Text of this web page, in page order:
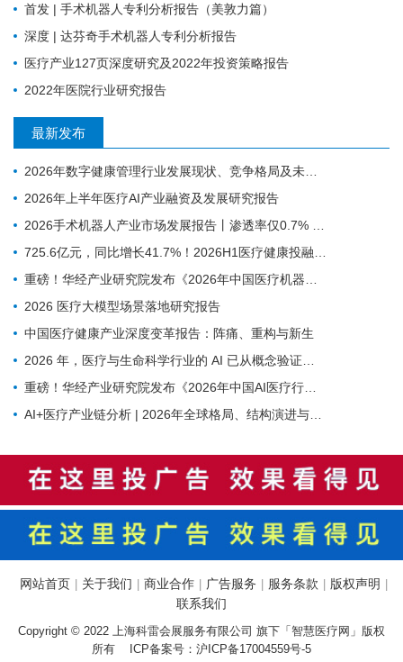
首发 | 手术机器人专利分析报告（美敦力篇）
深度 | 达芬奇手术机器人专利分析报告
医疗产业127页深度研究及2022年投资策略报告
2022年医院行业研究报告
最新发布
2026年数字健康管理行业发展现状、竞争格局及未来趋势分析
2026年上半年医疗AI产业融资及发展研究报告
2026手术机器人产业市场发展报告丨渗透率仅0.7% ，为什么行业还是在讲未来可期？
725.6亿元，同比增长41.7%！2026H1医疗健康投融资趋势深度分析
重磅！华经产业研究院发布《2026年中国医疗机器人行业市场深度研究报告》
2026 医疗大模型场景落地研究报告
中国医疗健康产业深度变革报告：阵痛、重构与新生
2026 年，医疗与生命科学行业的 AI 已从概念验证进入规模化应用阶段——NVIDIA发布的2026 AI in Healthcare and Life Sciences报告
重磅！华经产业研究院发布《2026年中国AI医疗行业市场深度研究报告》
AI+医疗产业链分析 | 2026年全球格局、结构演进与未来趋势
网站首页 关于我们 商业合作 广告服务 服务条款 版权声明
联系我们
Copyright © 2022 上海科雷会展服务有限公司 旗下「智慧医疗网」版权
所有 ICP备案号： 沪ICP备17004559号-5